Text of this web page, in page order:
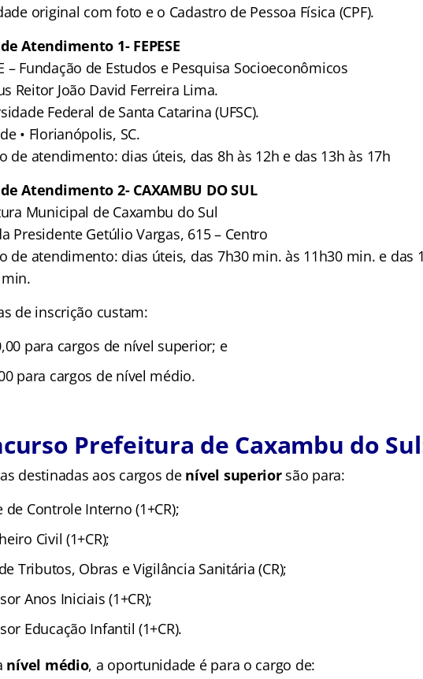
original com foto e o Cadastro de Pessoa Física (CPF).
Atendimento 1- FEPESE
– Fundação de Estudos e Pesquisa Socioeconômicos
Reitor João David Ferreira Lima.
Federal de Santa Catarina (UFSC).
• Florianópolis, SC.
de atendimento: dias úteis, das 8h às 12h e das 13h às 17h
Atendimento 2- CAXAMBU DO SUL
Municipal de Caxambu do Sul
Presidente Getúlio Vargas, 615 – Centro
de atendimento: dias úteis, das 7h30 min. às 11h30 min. e das
de inscrição custam:
para cargos de nível superior; e
para cargos de nível médio.
Prefeitura de Caxambu do
destinadas aos cargos de nível superiorsão para:
de Controle Interno (1+CR);
Civil (1+CR);
Tributos, Obras e Vigilância Sanitária (CR);
Anos Iniciais (1+CR);
Educação Infantil (1+CR).
nível médio, a oportunidade é para o cargo de: